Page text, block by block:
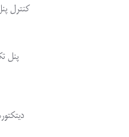
کنترل
پنل